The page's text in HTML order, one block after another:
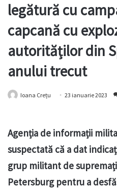
legătură cu
capcană cu
autorităților din
anului trecut
Ioana Crețu 23 ianuarie 2023
Agenția de informații
suspectată că a dat
grup militant de
Petersburg pentru a